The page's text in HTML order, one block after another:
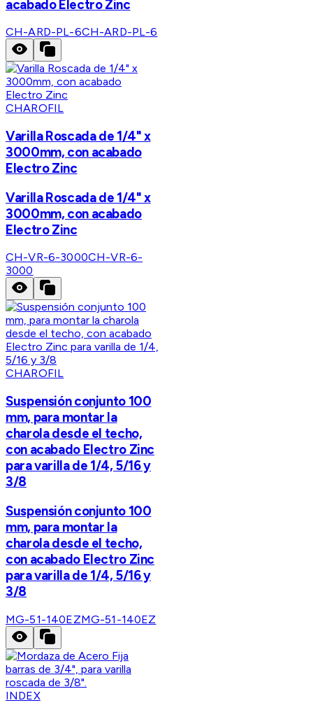
acabado Electro Zinc
CH-ARD-PL-6CH-ARD-PL-6
CHAROFIL
Varilla Roscada de 1/4" x
3000mm, con acabado
Electro Zinc
Varilla Roscada de 1/4" x
3000mm, con acabado
Electro Zinc
CH-VR-6-3000CH-VR-6-
3000
CHAROFIL
Suspensión conjunto 100
mm, para montar la
charola desde el techo,
con acabado Electro Zinc
para varilla de 1/4, 5/16 y
3/8
Suspensión conjunto 100
mm, para montar la
charola desde el techo,
con acabado Electro Zinc
para varilla de 1/4, 5/16 y
3/8
MG-51-140EZMG-51-140EZ
INDEX